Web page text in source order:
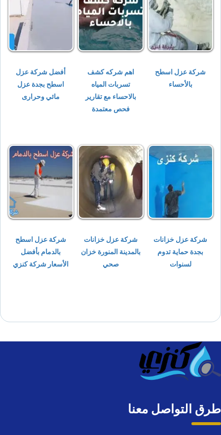
شركة عزل اسطح
بالأحساء
اهم شركه كشف
تسربات المياه
بالاحساء مع تقارير
فحص معتمدة
أفضل شركة عزل
اسطح بجدة عزل
مائي وحرارى
شركة عزل خزانات
بجدة حماية تدوم
لسنوات
شركة عزل خزانات
بالمدينة المنورة خزان
صحي
شركة عزل اسطح
بالدمام بأفضل
الأسعار شركة كنزي
طرق التواصل معنا